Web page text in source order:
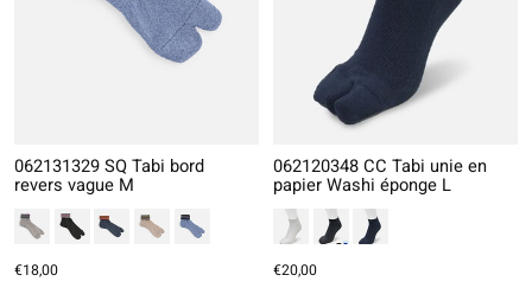
062131329 SQ Tabi bord
revers vague M
€18,00
062120348 CC Tabi unie en
papier Washi éponge L
€20,00